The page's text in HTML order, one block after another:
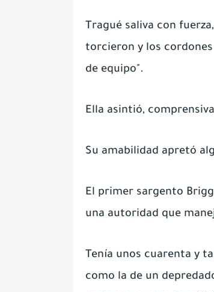
Tragué saliva con
torcieron y los
de equipo".
Ella asintió,
Su amabilidad apretó
El primer sargento
una autoridad que
Tenía unos cuarenta y
como la de un